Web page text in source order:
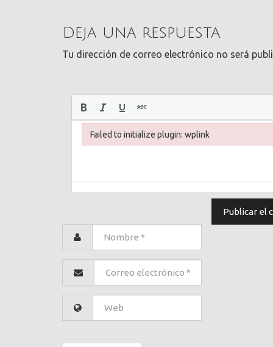
Deja una respuesta
Tu dirección de correo electrónico no será
Failed to initialize plugin: wplink
Failed to initialize plugin: wplink